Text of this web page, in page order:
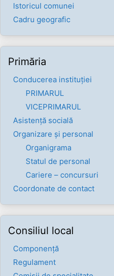
Istoricul comunei
Cadru geografic
Primăria
Conducerea instituției
PRIMARUL
VICEPRIMARUL
Asistență socială
Organizare și personal
Organigrama
Statul de personal
Cariere – concursuri
Coordonate de contact
Consiliul local
Componenţă
Regulament